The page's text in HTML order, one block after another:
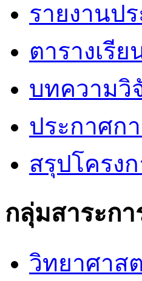
รายงานป
ตารางเรีย
บทความวิ
ประกาศก
สรุปโครง
กลุ่มสาระกา
วิทยาศาส